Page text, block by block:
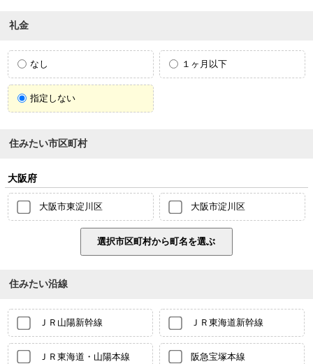
礼金
なし １ヶ月以下
指定しない
住みたい市区町村
大阪府
大阪市東淀川区 大阪市淀川区
住みたい沿線
ＪＲ山陽新幹線 ＪＲ東海道新幹線
ＪＲ東海道・山陽本線 阪急宝塚本線